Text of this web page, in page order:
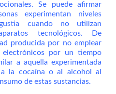
Se puede afirmar
experimentan niveles
cuando no utilizan
tecnológicos. De
producida por no emplear
electrónicos por un tiempo
a aquella experimentada
la cocaína o al alcohol al
de estas sustancias.